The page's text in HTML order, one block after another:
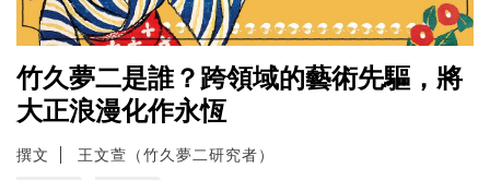
竹久夢二是誰？跨領域的藝術先驅，將
大正浪漫化作永恆
撰文 王文萱（竹久夢二研究者）